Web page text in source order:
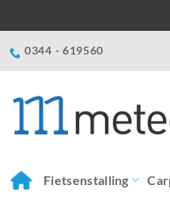
0344 - 619560
Fietsenstalling